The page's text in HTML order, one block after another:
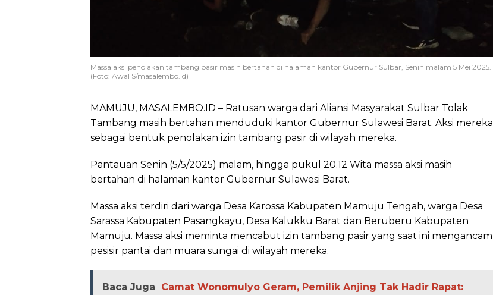
Massa aksi penolakan tambang pasir masih bertahan di halaman kantor Gubernur Sulbar, Senin malam 5 Mei 2025.
(Foto: Awal S/masalembo.id)
MAMUJU, MASALEMBO.ID – Ratusan warga dari Aliansi Masyarakat Sulbar Tolak
Tambang masih bertahan menduduki kantor Gubernur Sulawesi Barat. Aksi mereka
sebagai bentuk penolakan izin tambang pasir di wilayah mereka.
Pantauan Senin (5/5/2025) malam, hingga pukul 20.12 Wita massa aksi masih
bertahan di halaman kantor Gubernur Sulawesi Barat.
Massa aksi terdiri dari warga Desa Karossa Kabupaten Mamuju Tengah, warga Desa
Sarassa Kabupaten Pasangkayu, Desa Kalukku Barat dan Beruberu Kabupaten
Mamuju. Massa aksi meminta mencabut izin tambang pasir yang saat ini mengancam
pesisir pantai dan muara sungai di wilayah mereka.
Baca Juga
Camat Wonomulyo Geram, Pemilik Anjing Tak Hadir Rapat: